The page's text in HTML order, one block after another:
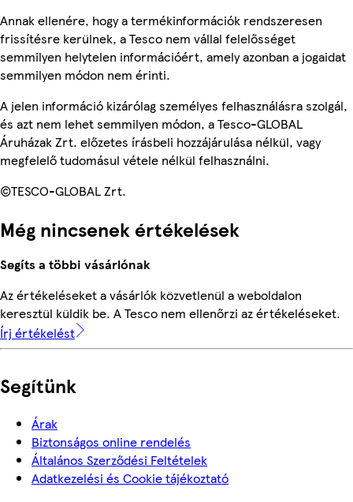
Annak ellenére, hogy a termékinformációk rendszeresen
frissítésre kerülnek, a Tesco nem vállal felelősséget
semmilyen helytelen információért, amely azonban a jogaidat
semmilyen módon nem érinti.
A jelen információ kizárólag személyes felhasználásra szolgál,
és azt nem lehet semmilyen módon, a Tesco-GLOBAL
Áruházak Zrt. előzetes írásbeli hozzájárulása nélkül, vagy
megfelelő tudomásul vétele nélkül felhasználni.
©TESCO-GLOBAL Zrt.
Még nincsenek értékelések
Segíts a többi vásárlónak
Az értékeléseket a vásárlók közvetlenül a weboldalon
keresztül küldik be. A Tesco nem ellenőrzi az értékeléseket.
Írj értékelést
Segítünk
Árak
Biztonságos online rendelés
Általános Szerződési Feltételek
Adatkezelési és Cookie tájékoztató